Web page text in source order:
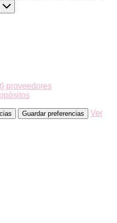
proveedores
Guardar preferencias
Ver